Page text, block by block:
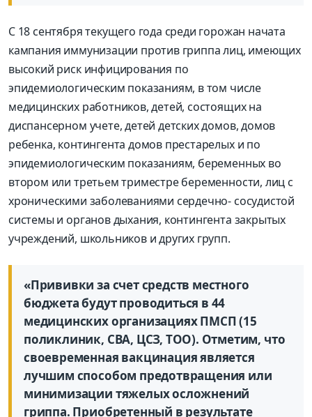
С 18 сентября текущего года среди горожан начата
кампания иммунизации против гриппа лиц, имеющих
высокий риск инфицирования по
эпидемиологическим показаниям, в том числе
медицинских работников, детей, состоящих на
диспансерном учете, детей детских домов, домов
ребенка, контингента домов престарелых и по
эпидемиологическим показаниям, беременных во
втором или третьем триместре беременности, лиц с
хроническими заболеваниями сердечно- сосудистой
системы и органов дыхания, контингента закрытых
учреждений, школьников и других групп.
«Прививки за счет средств местного
бюджета будут проводиться в 44
медицинских организациях ПМСП (15
поликлиник, СВА, ЦСЗ, ТОО). Отметим, что
своевременная вакцинация является
лучшим способом предотвращения или
минимизации тяжелых осложнений
гриппа. Приобретенный в результате